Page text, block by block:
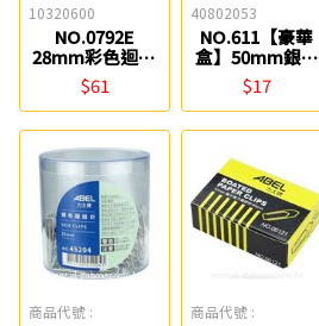
10320600
NO.0792E
28mm彩色迴紋
針 SDI
$61
40802053
NO.611【豪華
盒】50mm銀色
圓型迴紋針(30
入) ABEL
$17
商品代號 :
商品代號 :